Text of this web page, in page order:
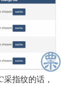
指纹的话，